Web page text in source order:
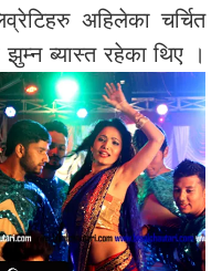
अहिलेका चर्चित
झुम्न ब्यास्त रहेका थिए ।